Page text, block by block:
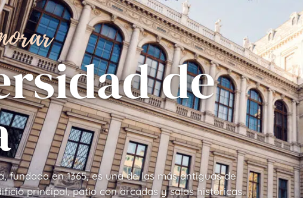
de
fundada en 1365, es una de las más antiguas de
principal, patio con arcadas y salas históricas.